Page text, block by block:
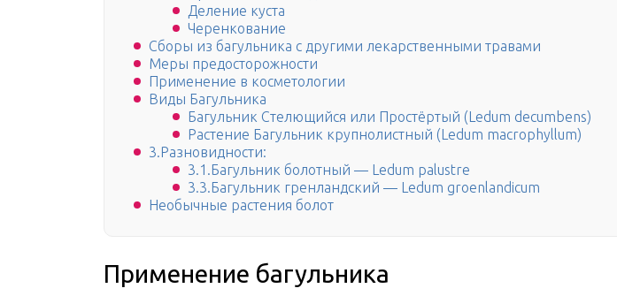
Деление куста
Черенкование
Сборы из багульника с другими лекарственными травами
Меры предосторожности
Применение в косметологии
Виды Багульника
Багульник Стелющийся или Простёртый (Ledum decumbens)
Растение Багульник крупнолистный (Ledum macrophyllum)
3.Разновидности:
3.1.Багульник болотный — Ledum palustre
3.3.Багульник гренландский — Ledum groenlandicum
Необычные растения болот
Применение багульника